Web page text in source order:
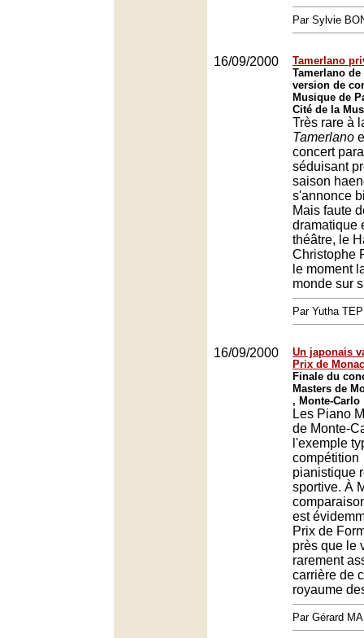
Par Sylvie
16/09/2000
Tamerlano
Tamerlano de
version de
Musique de
Cité de la
Très rare à
Tamerlano
concert
séduisant
saison
s'annonce
Mais faute
dramatique
théâtre, le
Christophe
le moment
monde sur
Par Yutha TEP
16/09/2000
Un japonais
Prix de
Finale du
Masters de
, Monte-Carlo
Les Piano
de Monte-
l'exemple
compétition
pianistique
sportive. À
est
Prix de
près que le
rarement
carrière de
royaume
Par Gérard